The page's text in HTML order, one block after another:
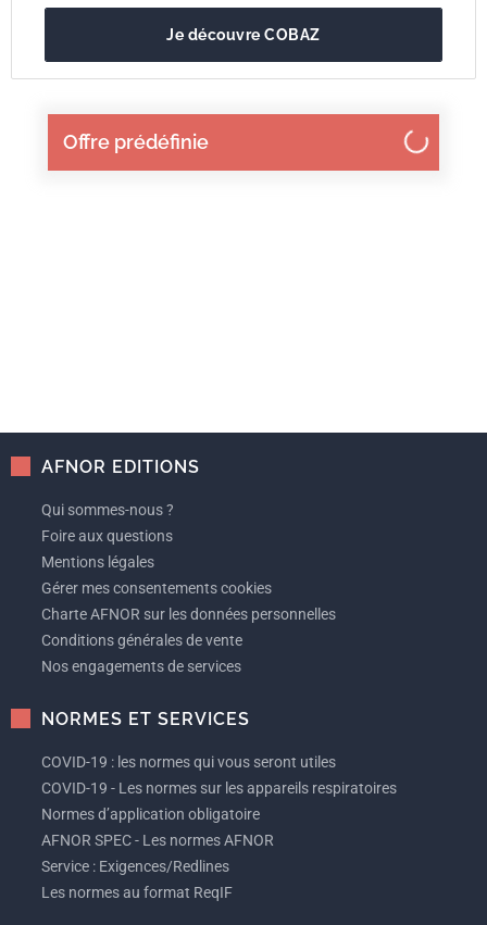
Offre prédéfinie
Je découvre COBAZ
AFNOR EDITIONS
Qui sommes-nous ?
Foire aux questions
Mentions légales
Gérer mes consentements cookies
Charte AFNOR sur les données personnelles
Conditions générales de vente
Nos engagements de services
NORMES ET SERVICES
COVID-19 : les normes qui vous seront utiles
COVID-19 - Les normes sur les appareils respiratoires
Normes d’application obligatoire
AFNOR SPEC - Les normes AFNOR
Service : Exigences/Redlines
Les normes au format ReqIF